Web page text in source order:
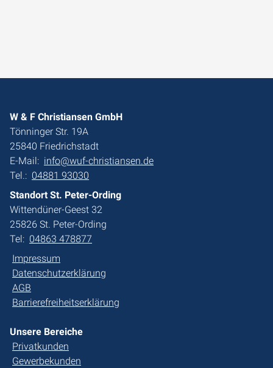
W & F Christiansen GmbH
Tönninger Str. 19A
25840 Friedrichstadt
E-Mail: info@wuf-christiansen.de
Tel.: 04881 93030
Standort St. Peter-Ording
Wittendüner-Geest 32
25826 St. Peter-Ording
Tel: 04863 478877
Impressum
Datenschutzerklärung
AGB
Barrierefreiheitserklärung
Unsere Bereiche
Privatkunden
Gewerbekunden